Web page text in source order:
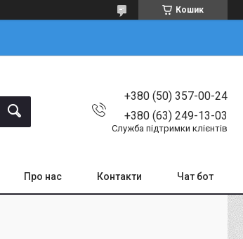
Кошик
+380 (50) 357-00-24
+380 (63) 249-13-03
Служба підтримки клієнтів
Про нас Контакти Чат бот